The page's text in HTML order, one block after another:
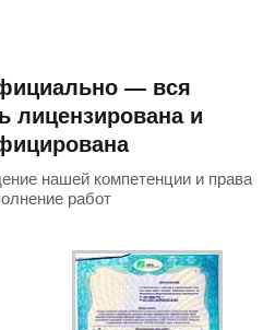
— вся
лицензирована и
нашей компетенции и права
работ